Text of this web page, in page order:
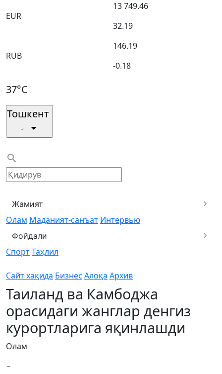
EUR
13 749.46
32.19
RUB
146.19
-0.18
37°C
Тошкент
Жамият
Олам Маданият-санъат Интервью
Фойдали
СпортТаҳлил
Сайт хақида Бизнес Алоқа Архив
Таиланд ва Камбоджа
орасидаги жанглар денгиз
курортларига яқинлашди
Олам
−